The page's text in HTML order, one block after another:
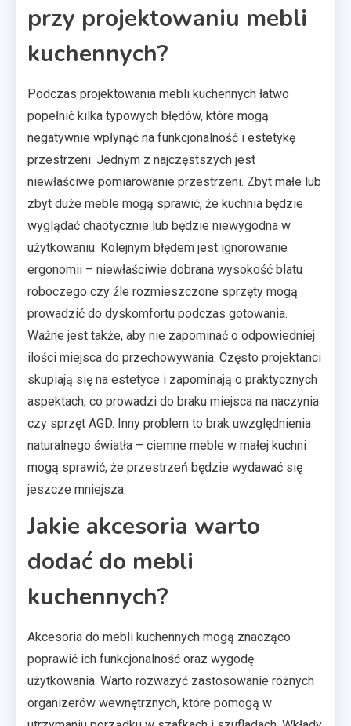
przy projektowaniu mebli
kuchennych?
Podczas projektowania mebli kuchennych łatwo
popełnić kilka typowych błędów, które mogą
negatywnie wpłynąć na funkcjonalność i estetykę
przestrzeni. Jednym z najczęstszych jest
niewłaściwe pomiarowanie przestrzeni. Zbyt małe lub
zbyt duże meble mogą sprawić, że kuchnia będzie
wyglądać chaotycznie lub będzie niewygodna w
użytkowaniu. Kolejnym błędem jest ignorowanie
ergonomii – niewłaściwie dobrana wysokość blatu
roboczego czy źle rozmieszczone sprzęty mogą
prowadzić do dyskomfortu podczas gotowania.
Ważne jest także, aby nie zapominać o odpowiedniej
ilości miejsca do przechowywania. Często projektanci
skupiają się na estetyce i zapominają o praktycznych
aspektach, co prowadzi do braku miejsca na naczynia
czy sprzęt AGD. Inny problem to brak uwzględnienia
naturalnego światła – ciemne meble w małej kuchni
mogą sprawić, że przestrzeń będzie wydawać się
jeszcze mniejsza.
Jakie akcesoria warto
dodać do mebli
kuchennych?
Akcesoria do mebli kuchennych mogą znacząco
poprawić ich funkcjonalność oraz wygodę
użytkowania. Warto rozważyć zastosowanie różnych
organizerów wewnętrznych, które pomogą w